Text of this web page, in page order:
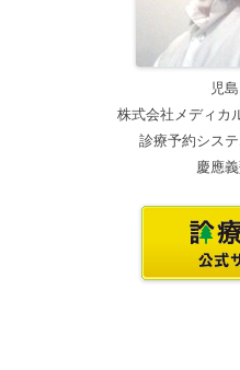
児
株式会社メディ
診療予約シス
慶應